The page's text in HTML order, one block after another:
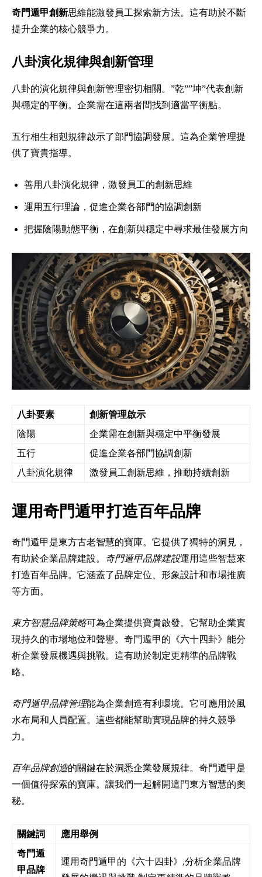
奇門遁甲創新思維能激發員工探索新方法。這有助於不斷
提升企業的核心競爭力。
八卦演化規律與創新管理
八卦的演化規律與創新管理密切相關。”乾””坤”代表創新
與穩定的平衡。企業需在這兩者間找到適當平衡點。
五行相生相剋規律啟示了部門協調發展。這為企業管理提
供了寶貴指導。
善用八卦演化規律，激發員工的創新思維
運用五行理論，促進企業各部門的協調創新
把握陰陽動態平衡，在創新與穩定中尋求最佳發展方向
八卦要素
創新管理啟示
陰陽
企業需在創新與穩定中平衡發展
五行
促進企業各部門協調創新
八卦演化規律
激發員工創新思維，推動持續創新
運用奇門遁甲打造百年品牌
奇門遁甲是東方古老智慧的寶庫。它提供了獨特的洞見，
有助於企業品牌建設。 奇門遁甲品牌建設運用這些智慧來
打造百年品牌。它涵蓋了品牌定位、形象設計和市場推廣
等方面。
東方智慧品牌策略可為企業提供寶貴啟發。它幫助企業實
現持久的市場地位和聲譽。奇門遁甲的《六十四卦》能分
析企業發展機遇與挑戰。這有助於制定更精準的品牌戰
略。
奇門遁甲品牌管理能為企業創造有利環境。它可應用於風
水布局和人員配置。這些都能幫助實現品牌的持久競爭
力。
百年品牌創造的關鍵在於洞悉企業發展規律。奇門遁甲是
一個值得探索的寶庫。讓我們一起解開這門東方智慧的奧
秘。
關鍵詞
應用舉例
奇門遁
甲品牌
運用奇門遁甲的《六十四卦》,分析企業品牌